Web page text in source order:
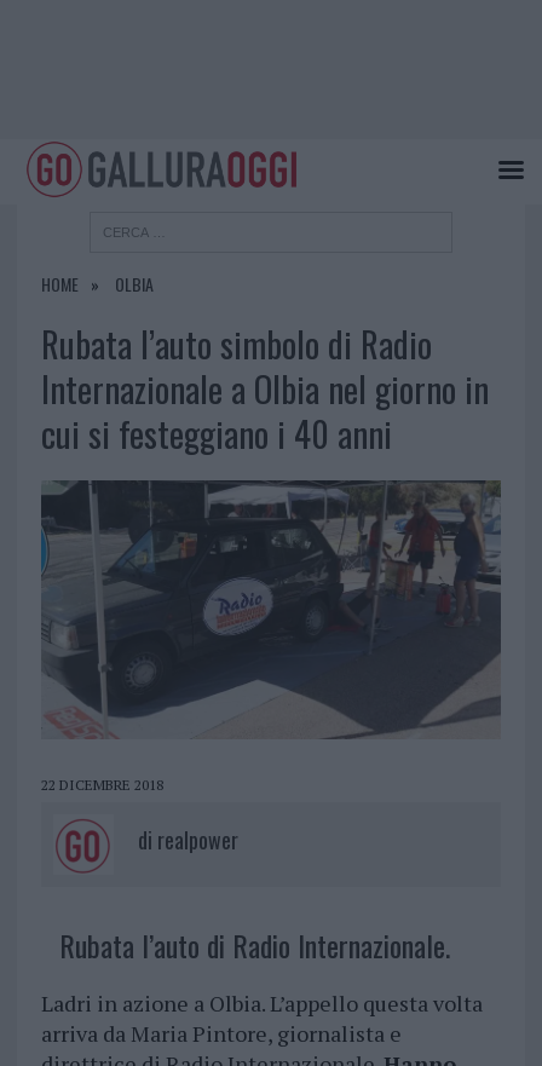
HOME OLBIA
Rubata l’auto simbolo di Radio
Internazionale a Olbia nel giorno in
cui si festeggiano i 40 anni
22 DICEMBRE 2018
di realpower
Rubata l’auto di Radio Internazionale.
Ladri in azione a Olbia. L’appello questa volta
arriva da Maria Pintore, giornalista e